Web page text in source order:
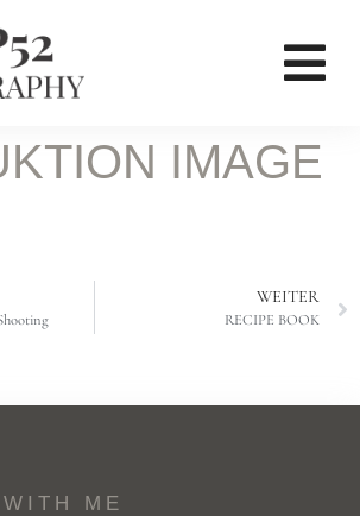
IMAGE
WEITER
RECIPE BOOK
ME